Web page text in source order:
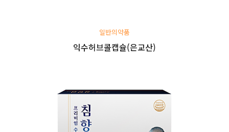
일반의약품
익수허브콜캡슐(은교산)